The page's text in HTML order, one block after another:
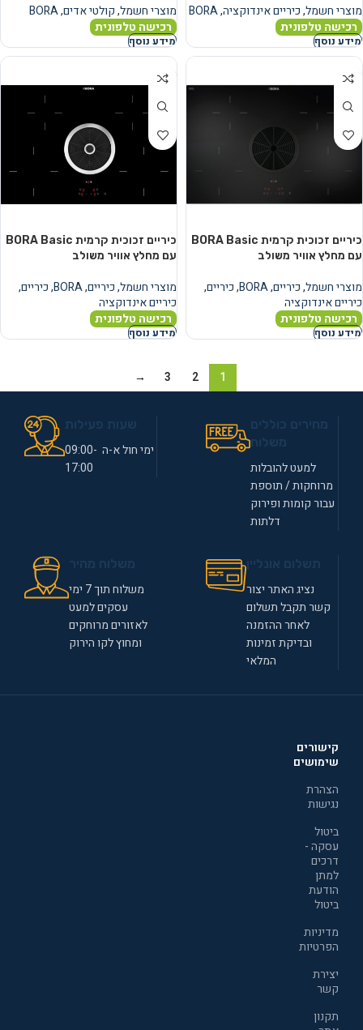
מוצרי חשמל,כיריים אינדוקציה,
BORA
רכישה טלפונית
מידע נוסף
מוצרי חשמל,קולטי אדים,
BORA
רכישה טלפונית
מידע נוסף
כיריים זכוכית קרמית BORA Basic
עם מחלץ אוויר משולב
מוצרי חשמל,כיריים,
BORA
,כיריים,
כיריים אינדוקציה
רכישה טלפונית
מידע נוסף
כיריים זכוכית קרמית BORA Basic
עם מחלץ אוויר משולב
מוצרי חשמל,כיריים,
BORA
,כיריים,
כיריים אינדוקציה
רכישה טלפונית
מידע נוסף
1
2
3
→
למעט להובלות
מרוחקות / תוספת
עבור קומות ופירוק
דלתות
ימי חול א-ה 09:00-
17:00
נציג האתר יצור
קשר תקבל תשלום
לאחר ההזמנה
ובדיקת זמינות
המלאי
משלוח תוך 7 ימי
עסקים למעט
לאזורים מרוחקים
ומחוץ לקו הירוק
קישורים
שימושים
הצהרת
נגישות
ביטול
עסקה -
דרכים
למתן
הודעת
ביטול
מדיניות
הפרטיות
יצירת
קשר
תקנון